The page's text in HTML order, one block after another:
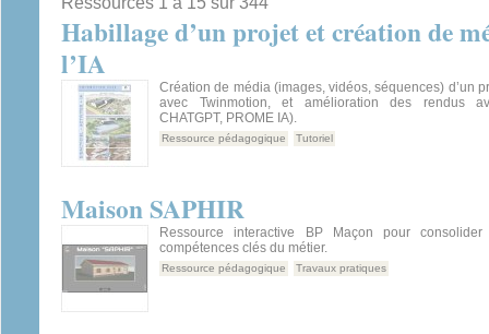
Habillage d’un projet et création de
l’IA
Création de média (images, vidéos, séquences) d’un
avec Twinmotion, et amélioration des rendus
CHATGPT, PROME IA).
Ressource pédagogique Tutoriel
Maison SAPHIR
Ressource interactive BP Maçon pour consolider
compétences clés du métier.
Ressource pédagogique Travaux pratiques